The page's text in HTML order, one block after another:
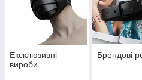
Ексклюзивні
вироби
Брендові